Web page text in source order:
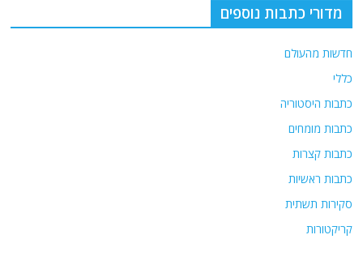
מדורי כתבות נוספים
חדשות מהעולם
כללי
כתבות היסטוריה
כתבות מומחים
כתבות קצרות
כתבות ראשיות
סקירות תשתית
קריקטורות